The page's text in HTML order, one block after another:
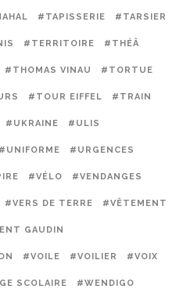
#TAPISSERIE #TARSIER
#TERRITOIRE #THÉÂ
#THOMAS VINAU #TORTUE
#TOUR EIFFEL #TRAIN
#UKRAINE #ULIS
#UNIFORME #URGENCES
#VÉLO #VENDANGES
#VERS DE TERRE #VÊTEMENT
GAUDIN
#VOILE #VOILIER #VOIX
SCOLAIRE #WENDIGO